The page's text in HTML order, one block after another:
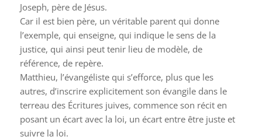
Joseph, père de Jésus.
Car il est bien père, un véritable parent qui donne
l’exemple, qui enseigne, qui indique le sens de la
justice, qui ainsi peut tenir lieu de modèle, de
référence, de repère.
Matthieu, l’évangéliste qui s’efforce, plus que les
autres, d’inscrire explicitement son évangile dans le
terreau des Écritures juives, commence son récit en
posant un écart avec la loi, un écart entre être juste et
suivre la loi.